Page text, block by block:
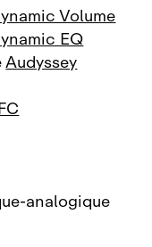
Volume
EQ
Audyssey
analogique